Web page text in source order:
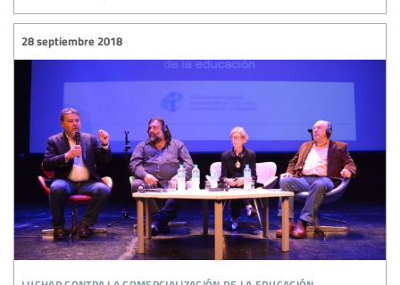
28 septiembre 2018